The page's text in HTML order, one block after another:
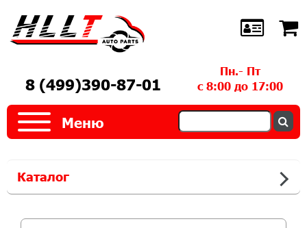
8 (499)390-87-01
Пн.- Пт
с 8:00 до 17:00
Меню
Каталог